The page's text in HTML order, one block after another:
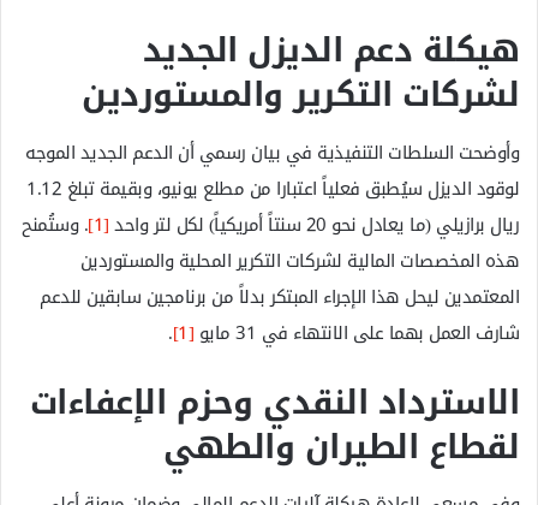
هيكلة دعم الديزل الجديد
لشركات التكرير والمستوردين
وأوضحت السلطات التنفيذية في بيان رسمي أن الدعم الجديد الموجه
لوقود الديزل سيُطبق فعلياً اعتبارا من مطلع يونيو، وبقيمة تبلغ 1.12
ريال برازيلي (ما يعادل نحو 20 سنتاً أمريكياً) لكل لتر واحد
[1] . وستُمنح
هذه المخصصات المالية لشركات التكرير المحلية والمستوردين
المعتمدين ليحل هذا الإجراء المبتكر بدلاً من برنامجين سابقين للدعم
شارف العمل بهما على الانتهاء في 31 مايو
[1]
.
الاسترداد النقدي وحزم الإعفاءات
لقطاع الطيران والطهي